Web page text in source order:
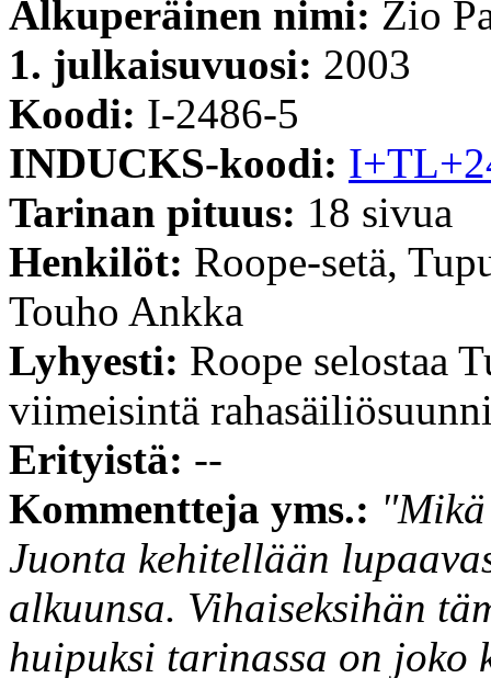
Alkuperäinen nimi: Zio
1. julkaisuvuosi: 2003
Koodi: I-2486-5
INDUCKS-koodi:
Tarinan pituus: 18 sivua
Henkilöt: Roope-setä,
Touho Ankka
Lyhyesti: Roope selostaa
viimeisintä
Erityistä: --
Kommentteja yms.:
Juonta kehitellään
alkuunsa. Vihaiseksihän
huipuksi tarinassa on